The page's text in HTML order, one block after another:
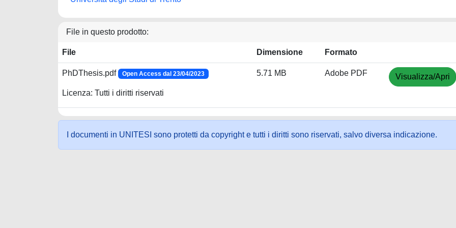
File in questo prodotto:
File Dimensione Formato
PhDThesis.pdf Open Access dal 23/04/2023
Licenza: Tutti i diritti riservati
5.71 MB Adobe PDF Visualizza/Apri
I documenti in UNITESI sono protetti da copyright e tutti i diritti sono riservati, salvo diversa indicazione.